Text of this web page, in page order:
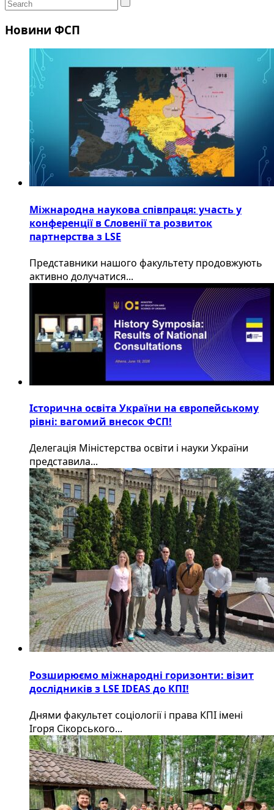
Новини ФСП
Міжнародна наукова співпраця: участь у
конференції в Словенії та розвиток
партнерства з LSE
​Представники нашого факультету продовжують
активно долучатися...
Історична освіта України на європейському
рівні: вагомий внесок ФСП!
Делегація Міністерства освіти і науки України
представила...
Розширюємо міжнародні горизонти: візит
дослідників з LSE IDEAS до КПІ!
Днями факультет соціології і права КПІ імені
Ігоря Сікорського...